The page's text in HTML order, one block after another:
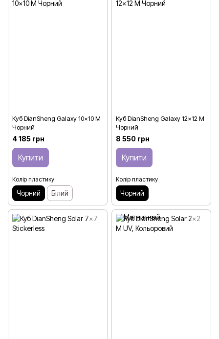
Куб DianSheng Galaxy 10x10 M
Чорний
4 185 грн
Купити
Колір пластику
Чорний Білий
Куб DianSheng Galaxy 12x12 M
Чорний
8 550 грн
Купити
Колір пластику
Чорний